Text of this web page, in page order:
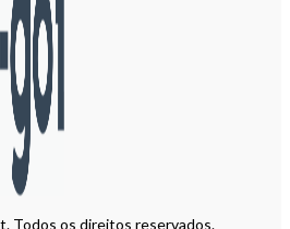
Todos os direitos reservados.